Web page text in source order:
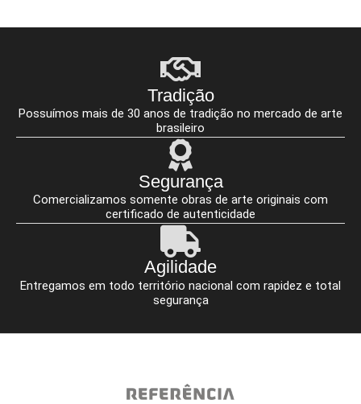
Tradição
Possuímos mais de 30 anos de tradição no mercado de arte
brasileiro
Segurança
Comercializamos somente obras de arte originais com
certificado de autenticidade
Agilidade
Entregamos em todo território nacional com rapidez e total
segurança